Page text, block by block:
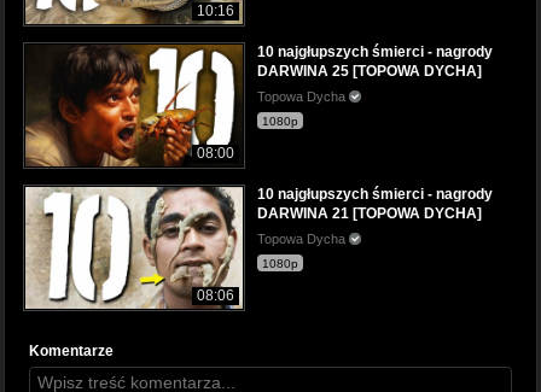
10:16
08:00
10 najgłupszych śmierci - nagrody
DARWINA 25 [TOPOWA DYCHA]
Topowa Dycha
1080p
08:06
10 najgłupszych śmierci - nagrody
DARWINA 21 [TOPOWA DYCHA]
Topowa Dycha
1080p
Komentarze